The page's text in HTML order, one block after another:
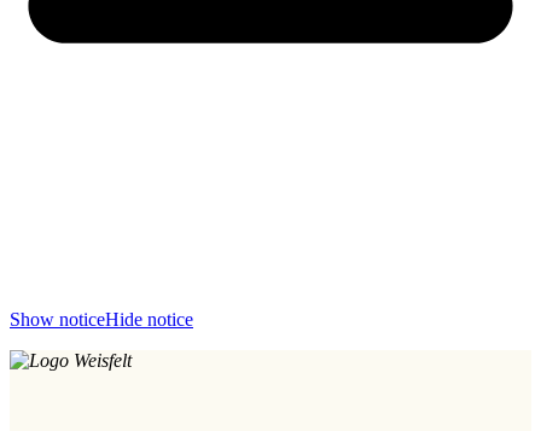
Show noticeHide notice